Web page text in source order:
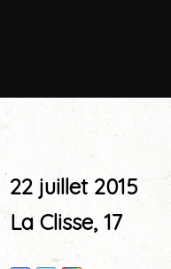
22 juillet 2015
La Clisse, 17